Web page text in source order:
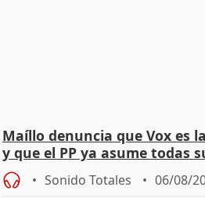
Maíllo denuncia que Vox es
y que el PP ya asume todas
Sonido Totales 06/08/